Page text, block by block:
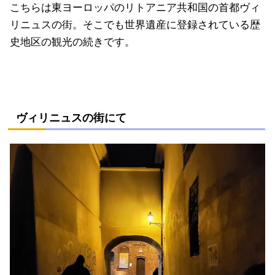
こちらは東ヨーロッパのリトアニア共和国の首都ヴィ
リニュスの街。そこでも世界遺産に登録されている歴
史地区の観光の続きです。
ヴィリニュスの街にて